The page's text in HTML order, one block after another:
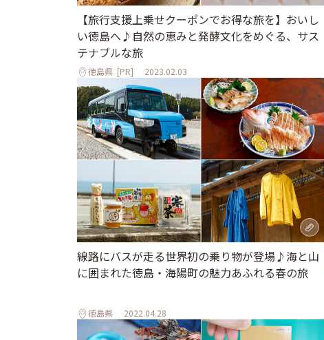
【旅行支援上乗せクーポンでお得な旅を】おいし
い徳島へ♪自然の恵みと発酵文化をめぐる、サス
テナブルな旅
徳島県 [PR] 2023.02.03
線路にバスが走る世界初の乗り物が登場♪海と山
に囲まれた徳島・海陽町の魅力あふれる春の旅
徳島県 2022.04.28